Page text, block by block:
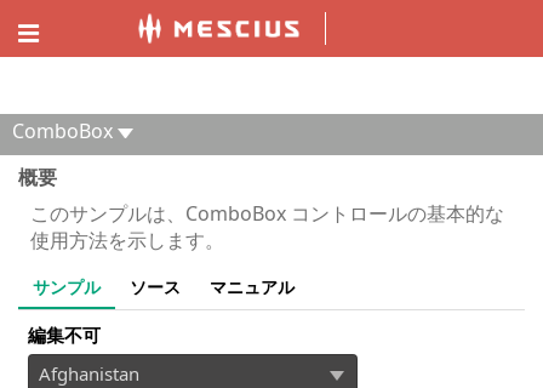
ComboBox
概要
このサンプルは、ComboBox コントロールの基本的な
使用方法を示します。
サンプル ソース マニュアル
編集不可